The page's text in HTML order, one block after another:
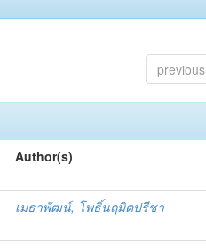
previous
Author(s)
เมธาพัฒน์, โพธิ์นฤมิตปรีชา